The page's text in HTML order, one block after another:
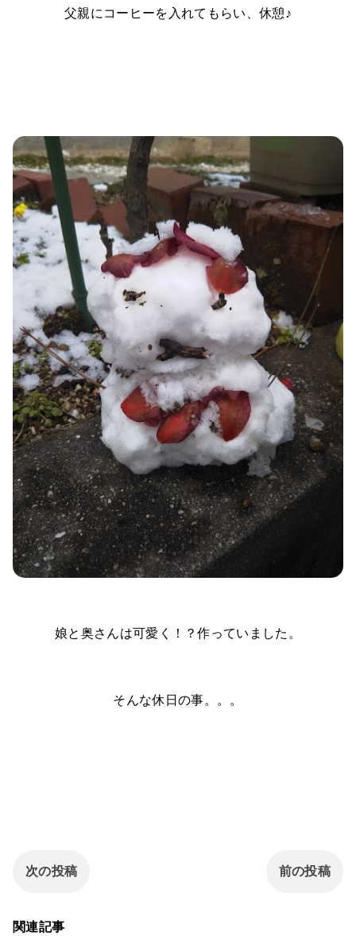
父親にコーヒーを入れてもらい、休憩♪
娘と奥さんは可愛く！？作っていました。
そんな休日の事。。。
次の投稿 前の投稿
関連記事